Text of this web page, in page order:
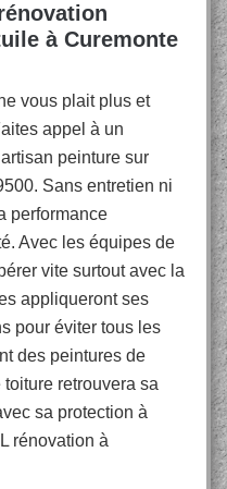
à Curemonte
vous plait plus et
appel à un
peinture sur
Sans entretien ni
performance
Avec les équipes de
vite surtout avec la
appliqueront ses
pour éviter tous les
des peintures de
retrouvera sa
sa protection à
rénovation à